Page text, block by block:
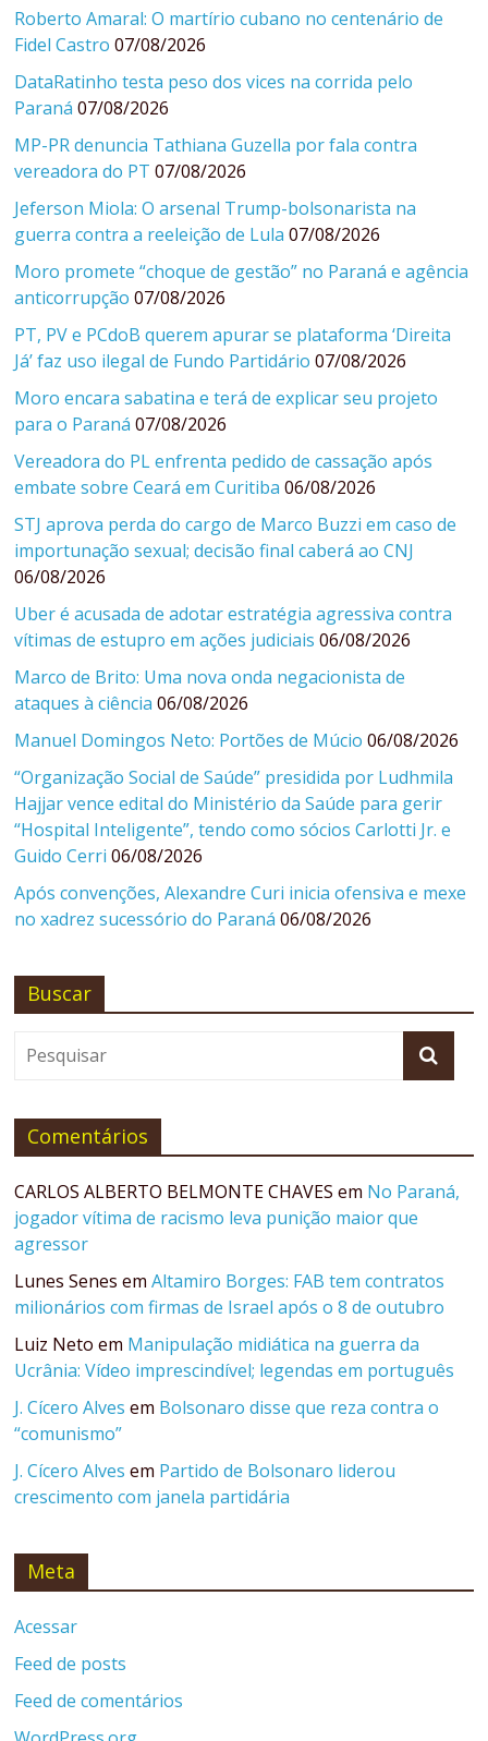
Roberto Amaral: O martírio cubano no centenário de
Fidel Castro 07/08/2026
DataRatinho testa peso dos vices na corrida pelo
Paraná 07/08/2026
MP-PR denuncia Tathiana Guzella por fala contra
vereadora do PT 07/08/2026
Jeferson Miola: O arsenal Trump-bolsonarista na
guerra contra a reeleição de Lula 07/08/2026
Moro promete “choque de gestão” no Paraná e agência
anticorrupção 07/08/2026
PT, PV e PCdoB querem apurar se plataforma ‘Direita
Já’ faz uso ilegal de Fundo Partidário 07/08/2026
Moro encara sabatina e terá de explicar seu projeto
para o Paraná 07/08/2026
Vereadora do PL enfrenta pedido de cassação após
embate sobre Ceará em Curitiba 06/08/2026
STJ aprova perda do cargo de Marco Buzzi em caso de
importunação sexual; decisão final caberá ao CNJ
06/08/2026
Uber é acusada de adotar estratégia agressiva contra
vítimas de estupro em ações judiciais 06/08/2026
Marco de Brito: Uma nova onda negacionista de
ataques à ciência 06/08/2026
Manuel Domingos Neto: Portões de Múcio 06/08/2026
“Organização Social de Saúde” presidida por Ludhmila
Hajjar vence edital do Ministério da Saúde para gerir
“Hospital Inteligente”, tendo como sócios Carlotti Jr. e
Guido Cerri 06/08/2026
Após convenções, Alexandre Curi inicia ofensiva e mexe
no xadrez sucessório do Paraná 06/08/2026
Buscar
Comentários
CARLOS ALBERTO BELMONTE CHAVES em No Paraná,
jogador vítima de racismo leva punição maior que
agressor
Lunes Senes emAltamiro Borges: FAB tem contratos
milionários com firmas de Israel após o 8 de outubro
Luiz Neto em Manipulação midiática na guerra da
Ucrânia: Vídeo imprescindível; legendas em português
J. Cícero Alves em Bolsonaro disse que reza contra o
“comunismo”
J. Cícero Alves em Partido de Bolsonaro liderou
crescimento com janela partidária
Meta
Acessar
Feed de posts
Feed de comentários